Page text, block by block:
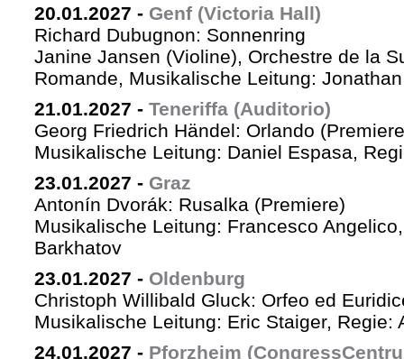
20.01.2027 - Genf (Victoria Hall)
Richard Dubugnon: Sonnenring
Janine Jansen (Violine), Orchestre de la
Romande, Musikalische Leitung:
21.01.2027 - Teneriffa (Auditorio)
Georg Friedrich Händel: Orlando
Musikalische Leitung: Daniel Espasa,
23.01.2027 - Graz
Antonín Dvorák: Rusalka (Premiere)
Musikalische Leitung: Francesco
Barkhatov
23.01.2027 - Oldenburg
Christoph Willibald Gluck: Orfeo ed
Musikalische Leitung: Eric Staiger, Regie:
24.01.2027 - Pforzheim